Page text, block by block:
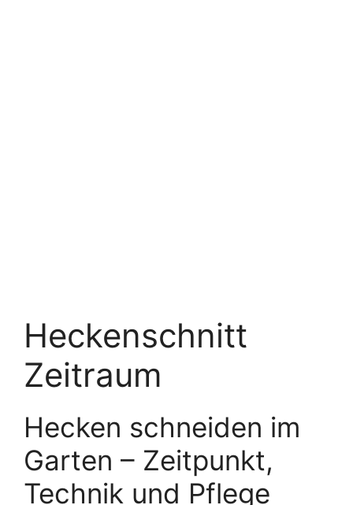
Heckenschnitt
Zeitraum
Hecken schneiden im
Garten – Zeitpunkt,
Technik und Pflege